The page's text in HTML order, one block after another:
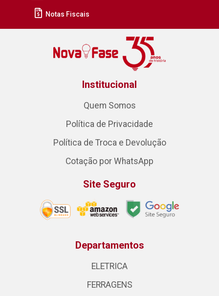
Notas Fiscais
Institucional
Quem Somos
Política de Privacidade
Política de Troca e Devolução
Cotação por WhatsApp
Site Seguro
Departamentos
ELETRICA
FERRAGENS